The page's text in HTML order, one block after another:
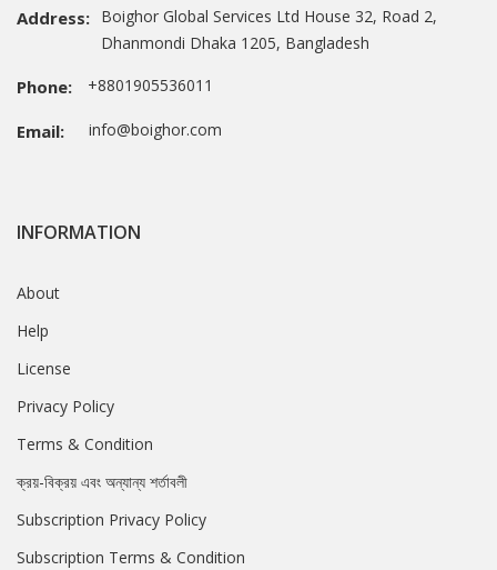
Address: Boighor Global Services Ltd House 32, Road 2,
Dhanmondi Dhaka 1205, Bangladesh
Phone: +8801905536011
Email: info@boighor.com
INFORMATION
About
Help
License
Privacy Policy
Terms & Condition
ক্রয়-বিক্রয় এবং অন্যান্য শর্তাবলী
Subscription Privacy Policy
Subscription Terms & Condition